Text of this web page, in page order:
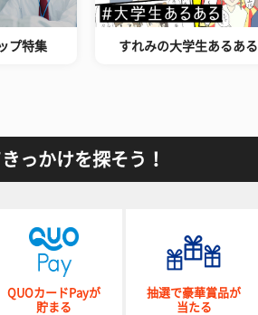
プ特集 すれみの大学生あるある
っかけを探そう！
QUOカードPayが
貯まる
抽選で豪華賞品が
当たる